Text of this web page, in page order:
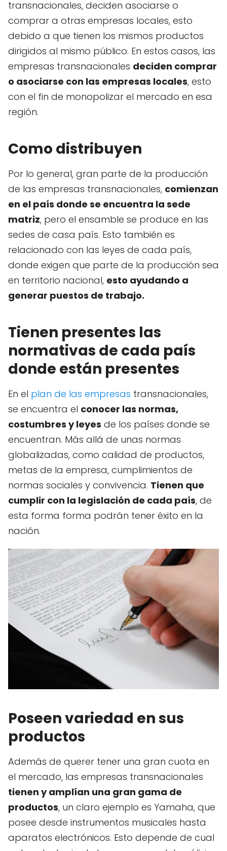
transnacionales, deciden asociarse o
comprar a otras empresas locales, esto
debido a que tienen los mismos productos
dirigidos al mismo público. En estos casos, las
empresas transnacionales deciden comprar
o asociarse con las empresas locales, esto
con el fin de monopolizar el mercado en esa
región.
Como distribuyen
Por lo general, gran parte de la producción
de las empresas transnacionales, comienzan
en el país donde se encuentra la sede
matriz, pero el ensamble se produce en las
sedes de casa país. Esto también es
relacionado con las leyes de cada país,
donde exigen que parte de la producción sea
en territorio nacional, esto ayudando a
generar puestos de trabajo.
Tienen presentes las
normativas de cada país
donde están presentes
En el plan de las empresas transnacionales,
se encuentra el conocer las normas,
costumbres y leyes de los países donde se
encuentran. Más allá de unas normas
globalizadas, como calidad de productos,
metas de la empresa, cumplimientos de
normas sociales y convivencia. Tienen que
cumplir con la legislación de cada país, de
esta forma forma podrán tener éxito en la
nación.
Poseen variedad en sus
productos
Además de querer tener una gran cuota en
el mercado, las empresas transnacionales
tienen y amplían una gran gama de
productos, un claro ejemplo es Yamaha, que
posee desde instrumentos musicales hasta
aparatos electrónicos. Esto depende de cual